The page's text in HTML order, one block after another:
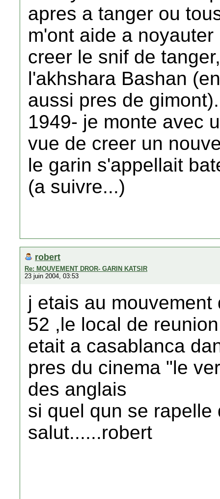
apres a tanger ou
m'ont aide a
creer le snif de
l'akhshara Bashan
aussi pres de gimont).
1949- je monte avec
vue de creer un
le garin s'appellait
(a suivre...)
robert
Re: MOUVEMENT DROR- GARIN KATSIR
23 juin 2004, 03:53
j etais au
52 ,le local de reunion
etait a casablanca
pres du cinema "le
des anglais
si quel qun se
salut......robert